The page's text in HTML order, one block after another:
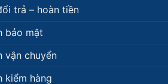
trả – hoàn tiền
bảo mật
vận chuyển
kiểm hàng